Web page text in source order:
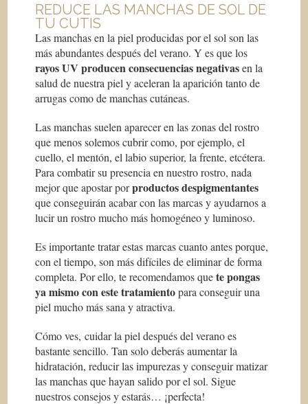
REDUCE LAS MANCHAS DE SOL DE
TU CUTIS
Las manchas en la piel producidas por el sol son las
más abundantes después del verano. Y es que los
rayos UV producen consecuencias negativasen la
salud de nuestra piel y aceleran la aparición tanto de
arrugas como de manchas cutáneas.
Las manchas suelen aparecer en las zonas del rostro
que menos solemos cubrir como, por ejemplo, el
cuello, el mentón, el labio superior, la frente, etcétera.
Para combatir su presencia en nuestro rostro, nada
mejor que apostar porproductos despigmentantes
que conseguirán acabar con las marcas y ayudarnos a
lucir un rostro mucho más homogéneo y luminoso.
Es importante tratar estas marcas cuanto antes porque,
con el tiempo, son más difíciles de eliminar de forma
completa. Por ello, te recomendamos quete pongas
ya mismo con este tratamientopara conseguir una
piel mucho más sana y atractiva.
Cómo ves, cuidar la piel después del verano es
bastante sencillo. Tan solo deberás aumentar la
hidratación, reducir las impurezas y conseguir matizar
las manchas que hayan salido por el sol. Sigue
nuestros consejos y estarás… ¡perfecta!